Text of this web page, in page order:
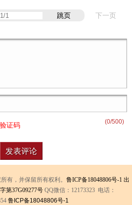
跳页 下一页
(0/500)
证码
有，并保留所有权利。 鲁ICP备18048806号-1 出
第37G09277号 QQ微信：12173323 电话：
鲁ICP备18048806号-1